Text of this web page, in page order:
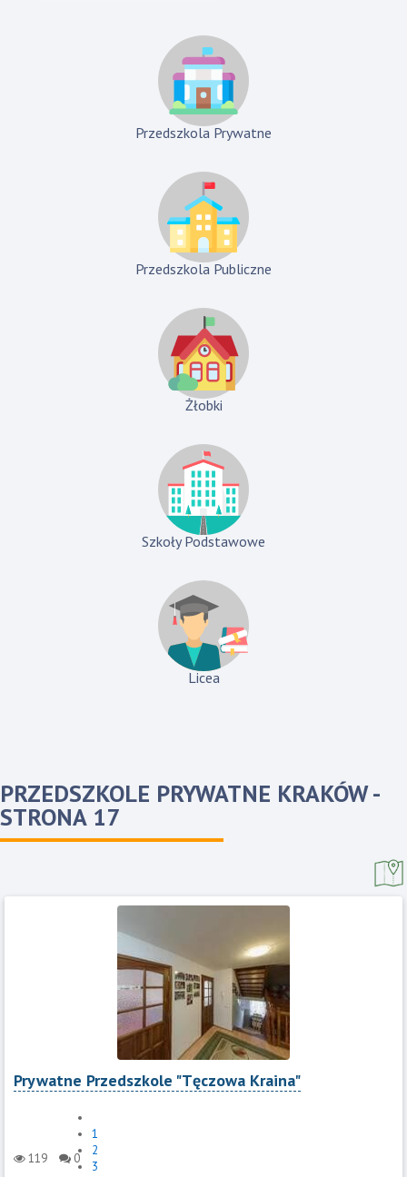
Przedszkola Prywatne
Przedszkola Publiczne
Żłobki
Szkoły Podstawowe
Licea
PRZEDSZKOLE PRYWATNE KRAKÓW-
STRONA 17
Prywatne Przedszkole "Tęczowa Kraina"
119 0
1
2
3